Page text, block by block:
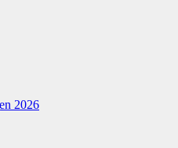
2026